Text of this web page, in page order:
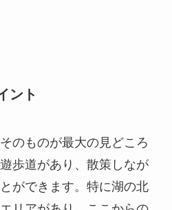
ント
のものが最大の見どころ
歩道があり、散策しなが
ができます。特に湖の北